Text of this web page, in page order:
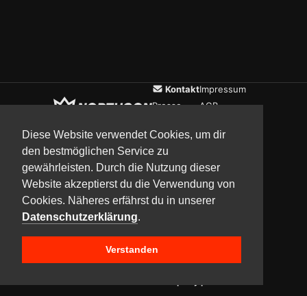
Diese Website verwendet Cookies, um dir
den bestmöglichen Service zu
gewährleisten. Durch die Nutzung dieser
Website akzeptierst du die Verwendung von
Cookies. Näheres erfährst du in unserer
Datenschutzerklärung.
Verstanden
Kontakt
Presse
Impressum
AGB
UpdatesCommunityMedia